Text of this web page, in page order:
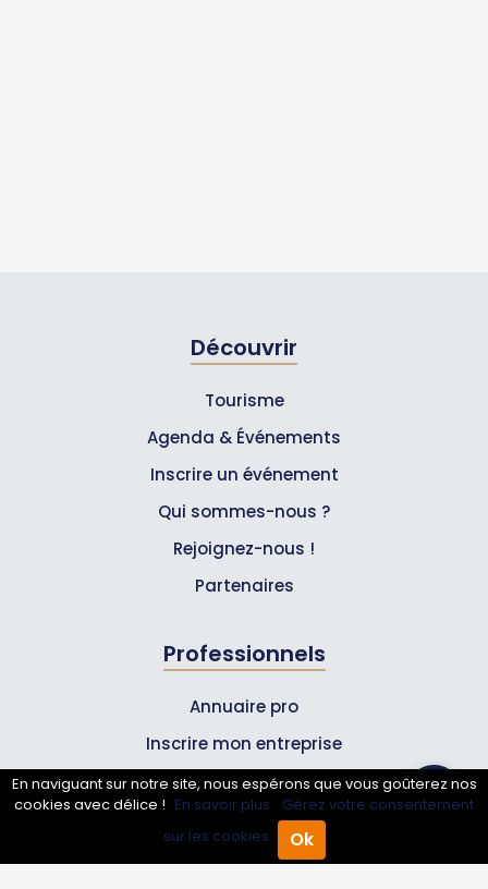
Annuaire Pro Agenda
Découvrir
Tourisme
Agenda & Événements
Inscrire un événement
Qui sommes-nous ?
Rejoignez-nous !
Partenaires
Professionnels
Annuaire pro
Inscrire mon entreprise
Les Abonnements Pros
Infos
En naviguant sur notre site, nous espérons que vous goûterez nos
cookies avec délice ! En savoir plus. Gérez votre consentement
sur les cookies.
Ok